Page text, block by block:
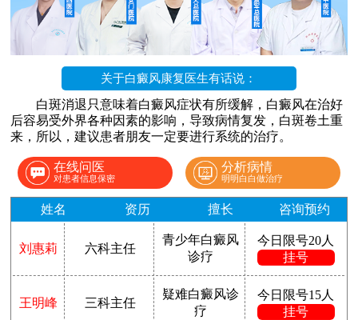
关于白癜风康复医生有话说：
白斑消退只意味着白癜风症状有所缓解，白癜风在治好
后容易受外界各种因素的影响，导致病情复发，白斑卷土重
来，所以，建议患者朋友一定要进行系统的治疗。
在线问医
对患者信息保密
分析病情
明明白白做治疗
姓名 资历 擅长 咨询预约
刘惠莉 六科主任
青少年白癜风
诊疗
今日限号20人
挂号
王明峰 三科主任
疑难白癜风诊
疗
今日限号15人
挂号